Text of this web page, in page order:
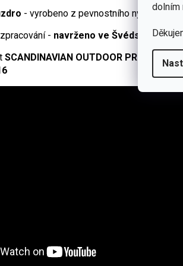
dolním
- vyrobeno z pevnostního nylonu -
- navrženo ve Švédsku
SCANDINAVIAN OUTDOOR PRODUCT